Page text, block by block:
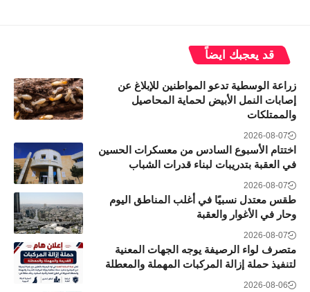
قد يعجبك ايضاً
زراعة الوسطية تدعو المواطنين للإبلاغ عن
إصابات النمل الأبيض لحماية المحاصيل
والممتلكات
2026-08-07
اختتام الأسبوع السادس من معسكرات الحسين
في العقبة بتدريبات لبناء قدرات الشباب
2026-08-07
طقس معتدل نسبيًا في أغلب المناطق اليوم
وحار في الأغوار والعقبة
2026-08-07
متصرف لواء الرصيفة يوجه الجهات المعنية
لتنفيذ حملة إزالة المركبات المهملة والمعطلة
2026-08-06